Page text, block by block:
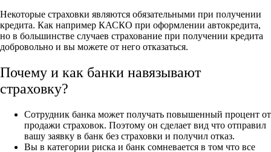
Некоторые страховки являются обязательными при получении
кредита. Как например КАСКО при оформлении автокредита,
но в большинстве случаев страхование при получении кредита
добровольно и вы можете от него отказаться.
Почему и как банки навязывают
страховку?
Сотрудник банка может получать повышенный процент от
продажи страховок. Поэтому он сделает вид что отправил
вашу заявку в банк без страховки и получил отказ.
Вы в категории риска и банк сомневается в том что все